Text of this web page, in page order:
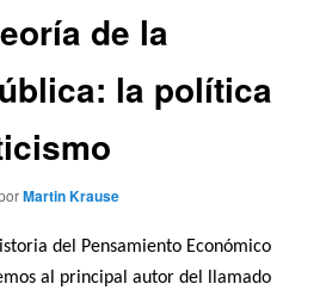
de la
la política
Martin Krause
del Pensamiento Económico
al principal autor del llamado